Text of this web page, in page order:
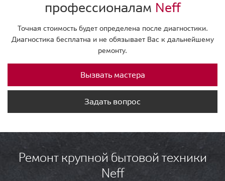
профессионалам Neff
Точная стоимость будет определена после диагностики.
Диагностика бесплатна и не обязывает Вас к дальнейшему
ремонту.
Вызвать мастера
Задать вопрос
Ремонт крупной бытовой техники
Neff